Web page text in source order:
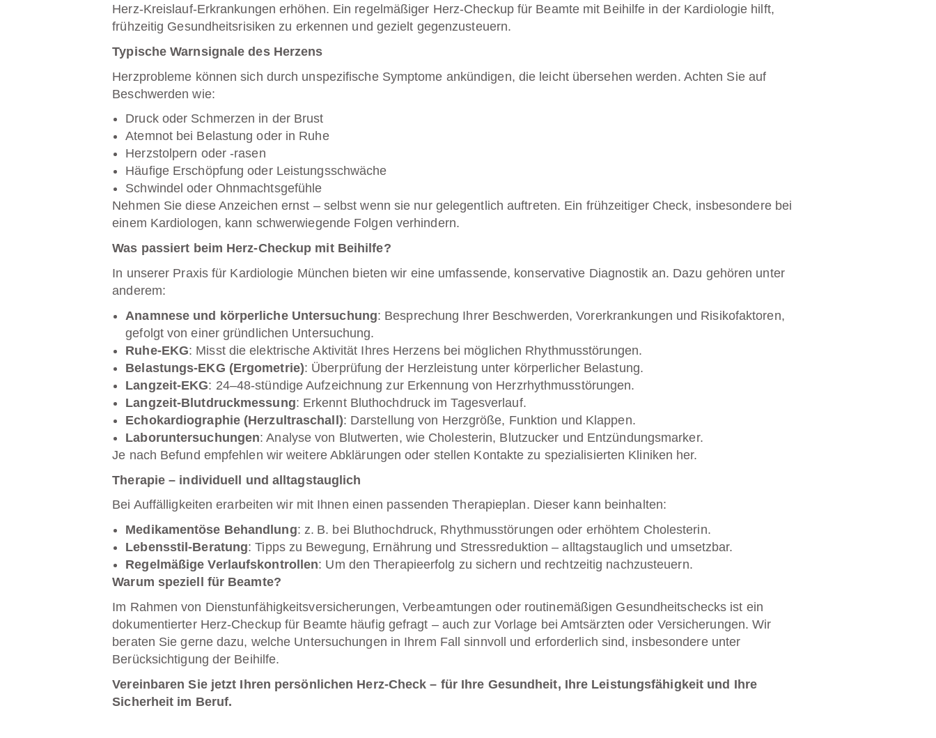
Herz-Kreislauf-Erkrankungen erhöhen. Ein regelmäßiger Herz-Checkup für Beamte mit Beihilfe in der Kardiologie hilft,
frühzeitig Gesundheitsrisiken zu erkennen und gezielt gegenzusteuern.
Typische Warnsignale des Herzens
Herzprobleme können sich durch unspezifische Symptome ankündigen, die leicht übersehen werden. Achten Sie auf
Beschwerden wie:
Druck oder Schmerzen in der Brust
Atemnot bei Belastung oder in Ruhe
Herzstolpern oder -rasen
Häufige Erschöpfung oder Leistungsschwäche
Schwindel oder Ohnmachtsgefühle
Nehmen Sie diese Anzeichen ernst – selbst wenn sie nur gelegentlich auftreten. Ein frühzeitiger Check, insbesondere bei
einem Kardiologen, kann schwerwiegende Folgen verhindern.
Was passiert beim Herz-Checkup mit Beihilfe?
In unserer Praxis für Kardiologie München bieten wir eine umfassende, konservative Diagnostik an. Dazu gehören unter
anderem:
Anamnese und körperliche Untersuchung: Besprechung Ihrer Beschwerden, Vorerkrankungen und Risikofaktoren,
gefolgt von einer gründlichen Untersuchung.
Ruhe-EKG: Misst die elektrische Aktivität Ihres Herzens bei möglichen Rhythmusstörungen.
Belastungs-EKG (Ergometrie): Überprüfung der Herzleistung unter körperlicher Belastung.
Langzeit-EKG: 24–48-stündige Aufzeichnung zur Erkennung von Herzrhythmusstörungen.
Langzeit-Blutdruckmessung: Erkennt Bluthochdruck im Tagesverlauf.
Echokardiographie (Herzultraschall): Darstellung von Herzgröße, Funktion und Klappen.
Laboruntersuchungen: Analyse von Blutwerten, wie Cholesterin, Blutzucker und Entzündungsmarker.
Je nach Befund empfehlen wir weitere Abklärungen oder stellen Kontakte zu spezialisierten Kliniken her.
Therapie – individuell und alltagstauglich
Bei Auffälligkeiten erarbeiten wir mit Ihnen einen passenden Therapieplan. Dieser kann beinhalten:
Medikamentöse Behandlung: z. B. bei Bluthochdruck, Rhythmusstörungen oder erhöhtem Cholesterin.
Lebensstil-Beratung: Tipps zu Bewegung, Ernährung und Stressreduktion – alltagstauglich und umsetzbar.
Regelmäßige Verlaufskontrollen: Um den Therapieerfolg zu sichern und rechtzeitig nachzusteuern.
Warum speziell für Beamte?
Im Rahmen von Dienstunfähigkeitsversicherungen, Verbeamtungen oder routinemäßigen Gesundheitschecks ist ein
dokumentierter Herz-Checkup für Beamte häufig gefragt – auch zur Vorlage bei Amtsärzten oder Versicherungen. Wir
beraten Sie gerne dazu, welche Untersuchungen in Ihrem Fall sinnvoll und erforderlich sind, insbesondere unter
Berücksichtigung der Beihilfe.
Vereinbaren Sie jetzt Ihren persönlichen Herz-Check – für Ihre Gesundheit, Ihre Leistungsfähigkeit und Ihre
Sicherheit im Beruf.